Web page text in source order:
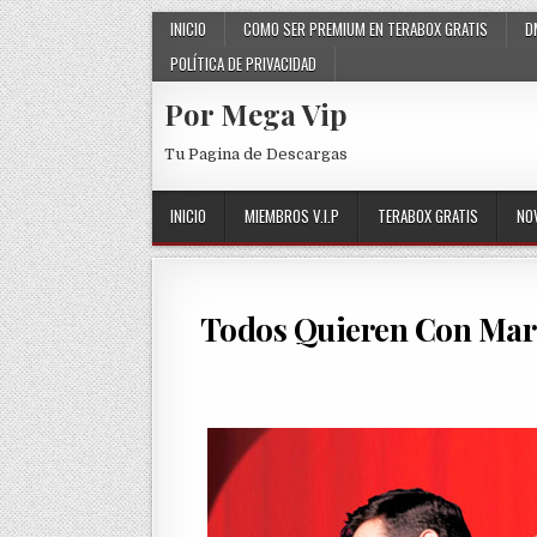
Skip to content INICIO COMO SER PREMIUM EN TERABOX GRATIS
POLÍTICA DE PRIVACIDAD
Por Mega Vip
Tu Pagina de Descargas
INICIO MIEMBROS V.I.P TERABOX GRATIS
Todos Quieren Con